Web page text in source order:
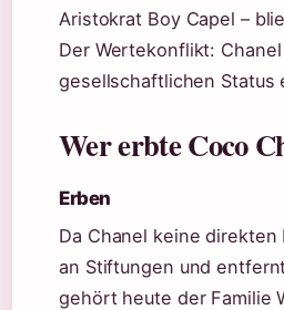
Aristokrat Boy Capel –
Der Wertekonflikt:
gesellschaftlichen Status
Wer erbte Coco
Erben
Da Chanel keine
an Stiftungen und
gehört heute der Familie